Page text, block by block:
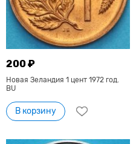
200 ₽
Новая Зеландия 1 цент 1972 год.
BU
В корзину